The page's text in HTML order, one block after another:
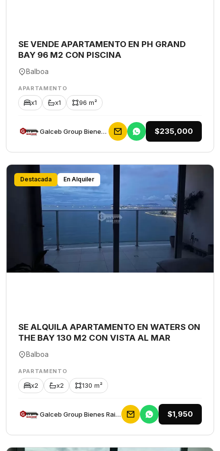
SE VENDE APARTAMENTO EN PH GRAND
BAY 96 M2 CON PISCINA
Balboa
APARTAMENTO
x1 x1 96 m²
Galceb Group Bienes Raices $235,000
Destacada En Alquiler
SE ALQUILA APARTAMENTO EN WATERS ON
THE BAY 130 M2 CON VISTA AL MAR
Balboa
APARTAMENTO
x2 x2 130 m²
Galceb Group Bienes Raices $1,950